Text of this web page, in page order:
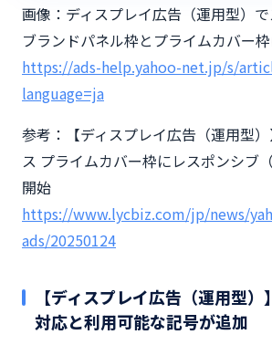
画像：ディスプレイ広告（運用型）
ブランドパネル枠とプライムカバー
https://ads-help.yahoo-net.jp/s/
language=ja
参考：【ディスプレイ広告（運用型
ス プライムカバー枠にレスポンシブ
開始
https://www.lycbiz.com/jp/news/
ads/20250124
【ディスプレイ広告（運用型
対応と利用可能な記号が追加